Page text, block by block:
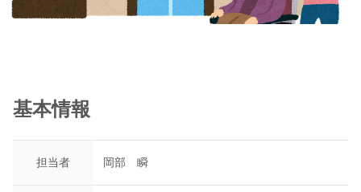
基本情報
担当者 岡部 瞬